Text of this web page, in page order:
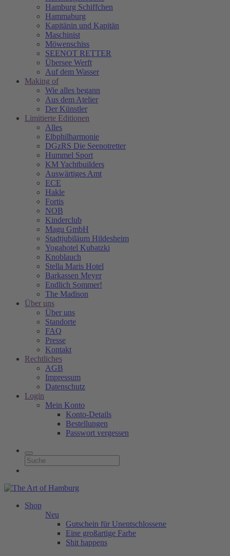
Hamburg Schiffchen
Hammaburg
Kapitänin und Kapitän
Maschinist
Möwenschiss
SEENOT RETTER
Übersee Werft
Auf dem Wasser
Making of
Wie alles begann
Aus dem Atelier
Der Künstler
Limitierte Editionen
Alles
Elbphilharmonie
DGzRS Die Seenotretter
Hummel Sport
KM Yachtbuilders
Auswärtiges Amt
ECE
Hakle
Fortis
NOB
Kinderclub
Magu GmbH
Stadtjubiläum Hildesheim
Yogahotel Kubatzki
Knoblauch
Stella Maris Hotel
Barkassen Meyer
Endlich Sommer!
The Madison
Über uns
Über uns
Standorte
FAQ
Presse
Kontakt
Rechtliches
AGB
Impressum
Datenschutz
Login
Mein Konto
Konto-Details
Bestellungen
Passwort vergessen
Shop
Neu
Gutschein für Unentschlossene
Eine großartige Farbe
Shit happens